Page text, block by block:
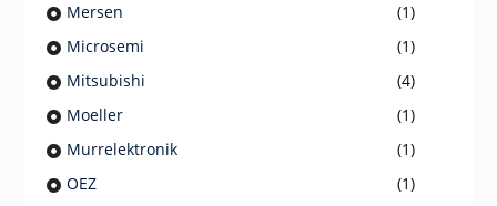
Mersen
(1)
Microsemi
(1)
Mitsubishi
(4)
Moeller
(1)
Murrelektronik
(1)
OEZ
(1)